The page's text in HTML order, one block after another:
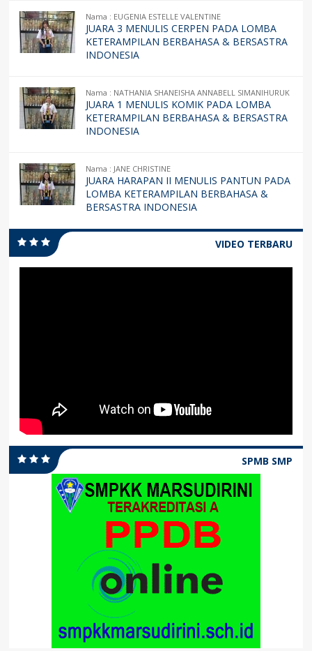
Nama : EUGENIA ESTELLE VALENTINE
JUARA 3 MENULIS CERPEN PADA LOMBA
KETERAMPILAN BERBAHASA & BERSASTRA
INDONESIA
Nama : NATHANIA SHANEISHA ANNABELL SIMANIHURUK
JUARA 1 MENULIS KOMIK PADA LOMBA
KETERAMPILAN BERBAHASA & BERSASTRA
INDONESIA
Nama : JANE CHRISTINE
JUARA HARAPAN II MENULIS PANTUN PADA
LOMBA KETERAMPILAN BERBAHASA &
BERSASTRA INDONESIA
VIDEO TERBARU
SPMB SMP